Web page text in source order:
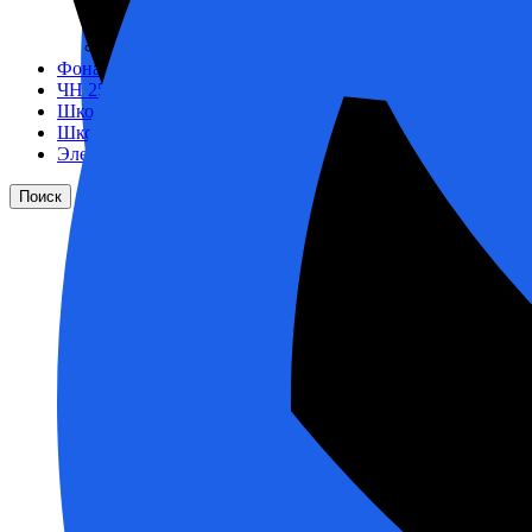
Корпусы гидравлических фильтров ФГС
Фильтрующие элементы гидравлических
Фильтры гидравлические ФГС в сборе
Фонари
ЧН 25/34
Шкода 6S-160
Шкода-275
Электродвигатели
Поиск